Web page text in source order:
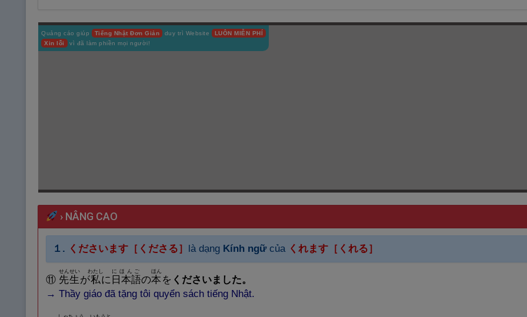
Quảng cáo giúp Tiếng Nhật Đơn Giản duy trì Website
LUÔN MIỄN PHÍ
Xin lỗi
vì đã làm phiền mọi người!
› NÂNG CAO
１. くださいます［くださる］ là dạng Kính ngữcủa くれます［くれる］
⑪ 先生
せんせい
が私
わたし
に 日 本語
にほんご
の本
ほん
を くださいました。
→ Thầygiáo đã tặng tôi quyển sách tiếng Nhật.